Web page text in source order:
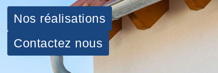
Nos réalisations
Contactez nous